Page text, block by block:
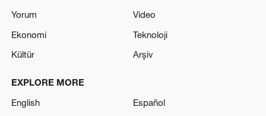
Yorum
Video
Ekonomi
Teknoloji
Kültür
Arşiv
EXPLORE MORE
English
Español